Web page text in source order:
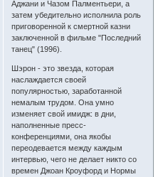
Аджани и Чазом Палментьери, а
затем убедительно исполнила роль
приговоренной к смертной казни
заключенной в фильме "Последний
танец" (1996).
Шэрон - это звезда, которая
наслаждается своей
популярностью, заработанной
немалым трудом. Она умно
изменяет свой имидж: в дни,
наполненные пресс-
конференциями, она якобы
переодевается между каждым
интервью, чего не делает никто со
времен Джоан Кроуфорд и Нормы